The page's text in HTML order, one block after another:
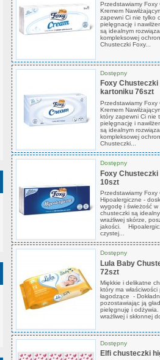
Przedstawiamy Foxy
Kremem
zapewni Ci nie tylko
pielęgnację i
są idealnym
kompleksowej
Chusteczki Foxy...
Dostępny
Foxy
kartoniku 76szt
Przedstawiamy Foxy
Kremem
który zapewni Ci nie
pielęgnację i
są idealnym
kompleksowej
Chusteczki...
Dostępny
Foxy
10szt
Przedstawiamy Foxy
Hipoalergiczne -
wygodę i świeżość
chusteczki są
wrażliwej skórze,
jakości.
czystej...
Dostępny
Lula Baby
72szt
Miękkie i delikatne
który ma
łagodzące -
pozostawiając ją
pielęgnuję i
wrażliwej i skłonnej
Dostępny
Elfi chusteczki